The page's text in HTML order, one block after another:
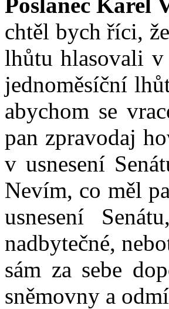
chtěl bych říci,
lhůtu hlasovali v
jednoměsíční
abychom se
pan zpravodaj
v usnesení
Nevím, co měl
usnesení
nadbytečné,
sám za sebe
sněmovny a